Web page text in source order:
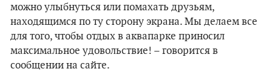
можно улыбнуться или помахать друзьям,
находящимся по ту сторону экрана. Мы делаем все
для того, чтобы отдых в аквапарке приносил
максимальное удовольствие! – говорится в
сообщении на сайте.